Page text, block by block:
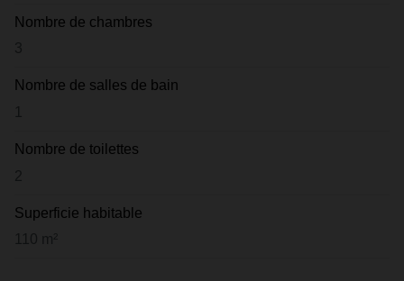
Nombre de chambres
3
Nombre de salles de bain
Nombre de toilettes
Superficie habitable
110 m²